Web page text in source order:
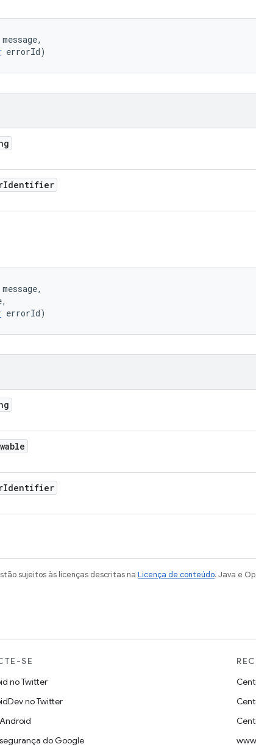
errorId)
Identifier
errorId)
Identifier
sujeitos às licenças descritas na Licença de conteúdo. Java e
SE
no Twitter
no Twitter
do Google